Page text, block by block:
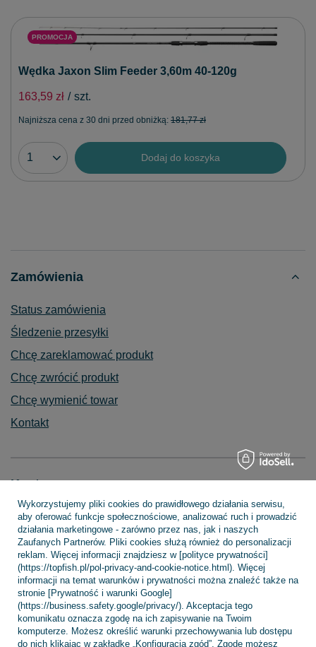
PROMOCJA
Wędka Jaxon Slim Feeder 3,60m 40-120g
163,59 zł / szt.
Najniższa cena z 30 dni przed obniżką: 181,77 zł
Dodaj do koszyka
Zamówienia
Status zamówienia
Śledzenie przesyłki
Chcę zareklamować produkt
Chcę zwrócić produkt
Chcę wymienić towar
Kontakt
Konto
Regulaminy
INFORMACJE
Wykorzystujemy pliki cookies do prawidłowego działania serwisu,
aby oferować funkcje społecznościowe, analizować ruch i prowadzić
działania marketingowe - zarówno przez nas, jak i naszych
Zaufanych Partnerów. Pliki cookies służą również do personalizacji
reklam. Więcej informacji znajdziesz w [polityce prywatności]
(https://topfish.pl/pol-privacy-and-cookie-notice.html). Więcej
informacji na temat warunków i prywatności można znaleźć także na
stronie [Prywatność i warunki Google]
(https://business.safety.google/privacy/). Akceptacja tego
komunikatu oznacza zgodę na ich zapisywanie na Twoim
komputerze. Możesz określić warunki przechowywania lub dostępu
do nich klikając w zakładkę „Konfiguracja zgód”. Zgodę możesz